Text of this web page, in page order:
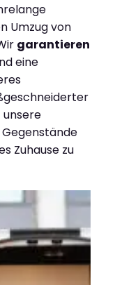
Umzug von
garantieren
eine
unsere
Zuhause zu